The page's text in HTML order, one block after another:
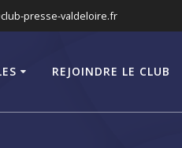
presse-valdeloire.fr
REJOINDRE LE CLUB